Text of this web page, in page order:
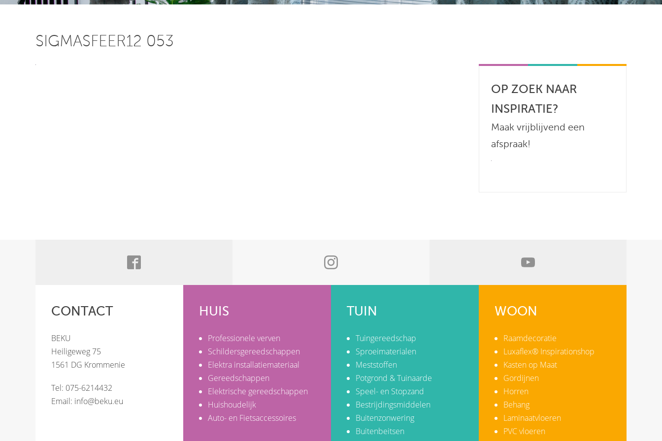
SIGMASFEER12 053
OP ZOEK NAAR
INSPIRATIE?
Maak vrijblijvend een
afspraak!
CONTACT
BEKU
Heiligeweg 75
1561 DG Krommenie
Tel: 075-6214432
Email: info@beku.eu
HUIS
Professionele verven
Schildersgereedschappen
Elektra installatiemateriaal
Gereedschappen
Elektrische gereedschappen
Huishoudelijk
Auto- en Fietsaccessoires
TUIN
Tuingereedschap
Sproeimaterialen
Meststoffen
Potgrond & Tuinaarde
Speel- en Stopzand
Bestrijdingsmiddelen
Buitenzonwering
Buitenbeitsen
WOON
Raamdecoratie
Luxaflex® Inspirationshop
Kasten op Maat
Gordijnen
Horren
Behang
Laminaatvloeren
PVC vloeren